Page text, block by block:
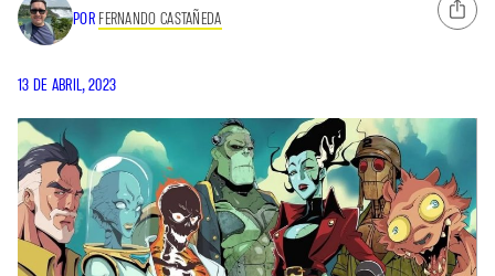
POR FERNANDO CASTAÑEDA
13 DE ABRIL, 2023